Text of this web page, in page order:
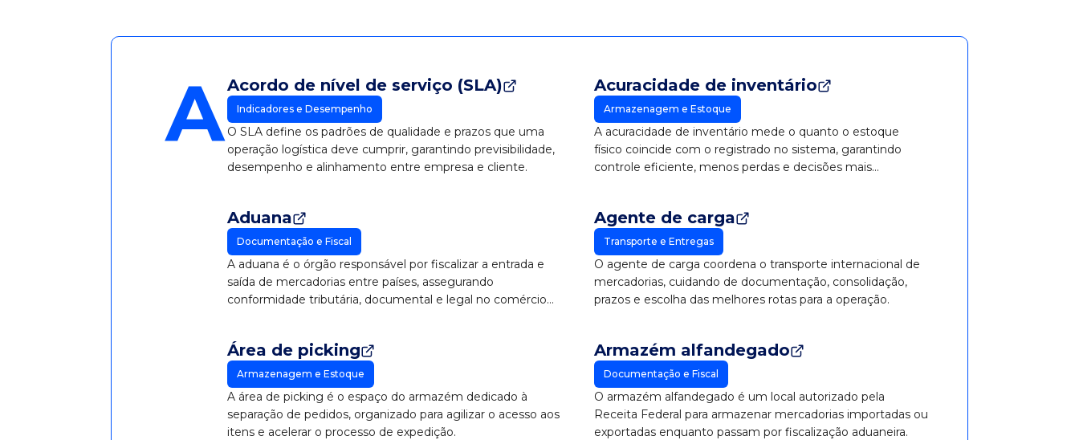
AAcordo de nível de serviço (SLA)
Indicadores e Desempenho
O SLA define os padrões de qualidade e prazos que uma
operação logística deve cumprir, garantindo previsibilidade,
desempenho e alinhamento entre empresa e cliente.
Acuracidade de inventário
Armazenagem e Estoque
A acuracidade de inventário mede o quanto o estoque
físico coincide com o registrado no sistema, garantindo
controle eficiente, menos perdas e decisões mais
Aduana
Documentação e Fiscal
A aduana é o órgão responsável por fiscalizar a entrada e
saída de mercadorias entre países, assegurando
conformidade tributária, documental e legal no comércio
Agente de carga
Transporte e Entregas
O agente de carga coordena o transporte internacional de
mercadorias, cuidando de documentação, consolidação,
prazos e escolha das melhores rotas para a operação.
Área de picking
Armazenagem e Estoque
A área de picking é o espaço do armazém dedicado à
separação de pedidos, organizado para agilizar o acesso aos
itens e acelerar o processo de expedição.
Armazém alfandegado
Documentação e Fiscal
O armazém alfandegado é um local autorizado pela
Receita Federal para armazenar mercadorias importadas ou
exportadas enquanto passam por fiscalização aduaneira.